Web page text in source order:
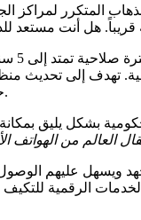
المتكرر
قريباً. هل أنت مستعد
تهدف إلى تحديث
حقبة تجديد الإقامة السنوي والطوابير اللانهائية التي كانت ترهق الجميع.
وتطوير الخدمات
ويسهل عليهم
الرقمية للتكيف